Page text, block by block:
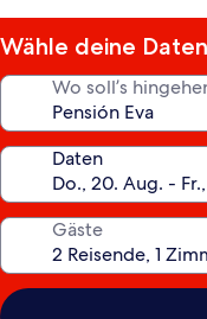
Wähle deine
Wo soll’s
Daten
Gäste